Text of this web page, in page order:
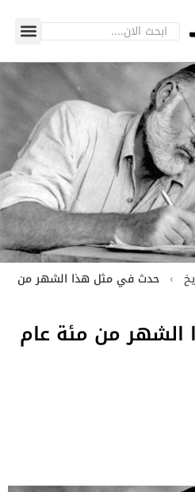
› حدث في مثل هذا الشهر من
من مئة عام